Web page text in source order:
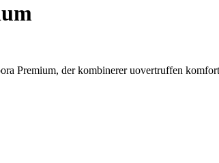
Premium, der kombinerer uovertruffen